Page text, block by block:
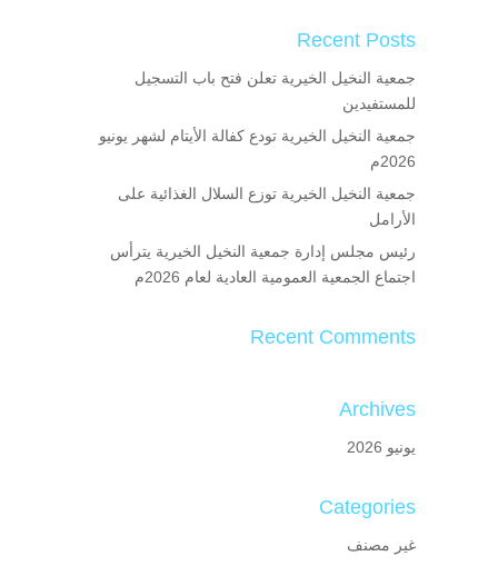
Recent Posts
جمعية النخيل الخيرية تعلن فتح باب التسجيل
للمستفيدين
جمعية النخيل الخيرية تودع كفالة الأيتام لشهر يونيو
2026م
جمعية النخيل الخيرية توزع السلال الغذائية على
الأرامل
رئيس مجلس إدارة جمعية النخيل الخيرية يترأس
اجتماع الجمعية العمومية العادية لعام 2026م
Recent Comments
Archives
يونيو 2026
Categories
غير مصنف